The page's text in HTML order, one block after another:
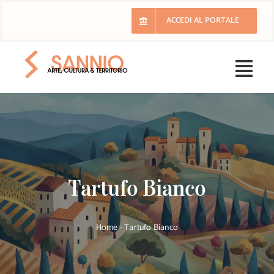
ACCEDI AL PORTALE
Tartufo Bianco
Home-Tartufo Bianco